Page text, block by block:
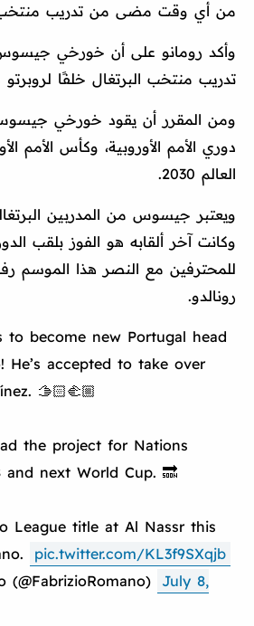
من أي وقت مضى من تدريب منتخب
وأكد رومانو على أن خورخي
تدريب منتخب البرتغال خلفًا لروبرتو
ومن المقرر أن يقود خورخي جيسوس
العالم 2030.
ويعتبر جيسوس من المدربين
وكانت آخر ألقابه هو الفوز بلقب
للمحترفين مع النصر هذا الموسم
رونالدو.
become new Portugal head
He’s accepted to take over
🫱🏻‍🫲🏼
the project for Nations
and next World Cup. 🔜
League title at Al Nassr this
pic.twitter.com/KL3f9SXqjb
(@FabrizioRomano)
July 8,